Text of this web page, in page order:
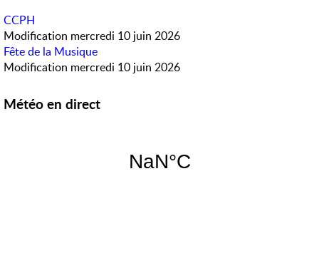
CCPH
Modification mercredi 10 juin 2026
Fête de la Musique
Modification mercredi 10 juin 2026
Météo en direct